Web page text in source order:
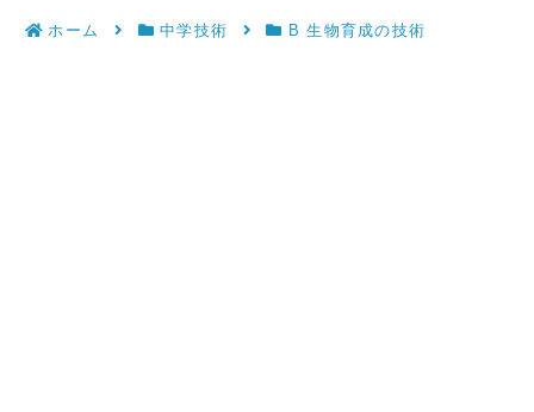
ホーム 中学技術 B 生物育成の技術